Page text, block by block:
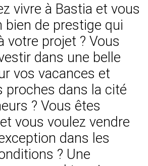
vivre à Bastia et vous
bien de prestige qui
votre projet ? Vous
dans une belle
vos vacances et
proches dans la cité
? Vous êtes
vous voulez vendre
dans les
? Une